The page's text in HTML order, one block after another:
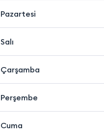
Pazartesi
Salı
Çarşamba
Perşembe
Cuma